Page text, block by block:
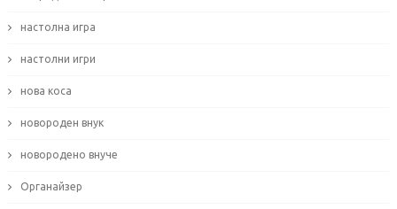
настолна игра
настолни игри
нова коса
новороден внук
новородено внуче
Органайзер